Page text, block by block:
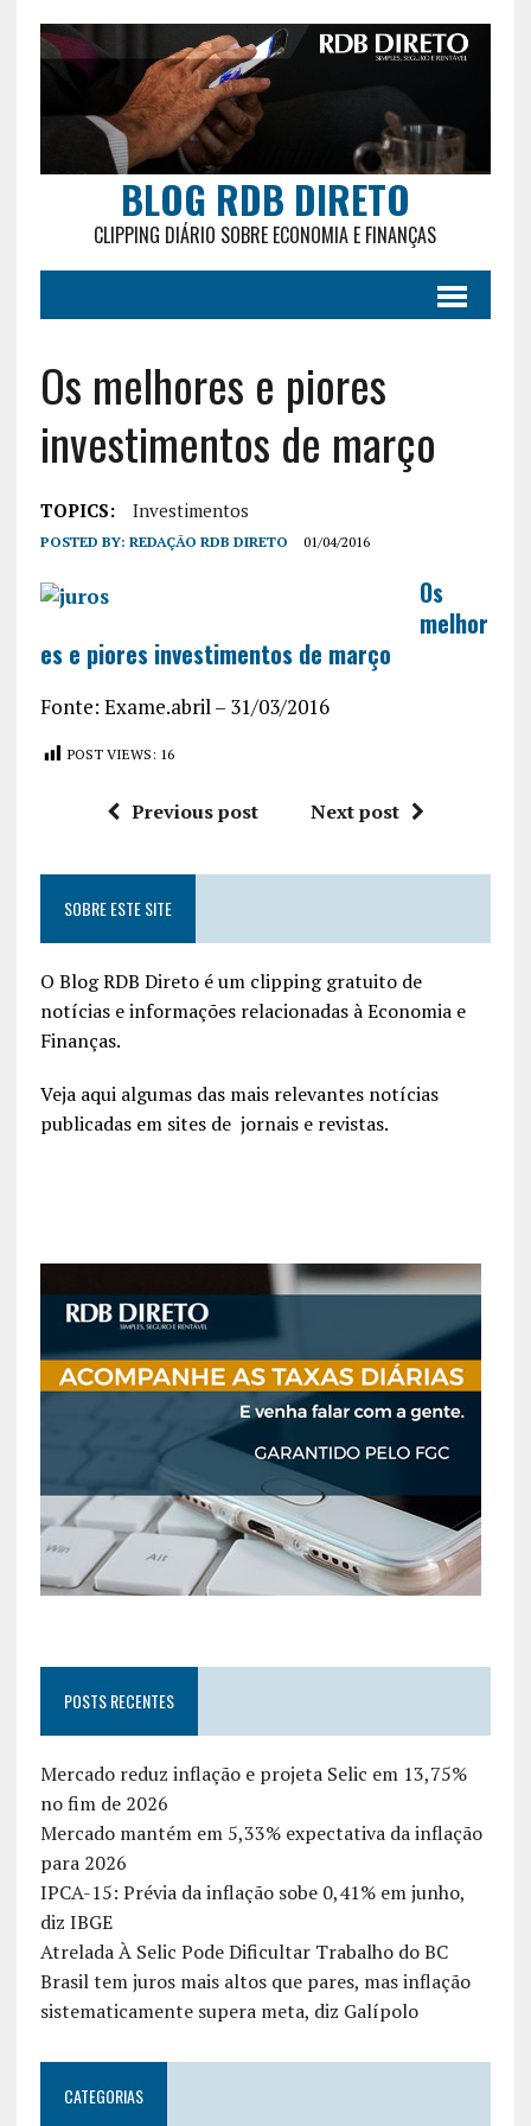
BLOG RDB DIRETO
CLIPPING DIÁRIO SOBRE ECONOMIA E FINANÇAS
Os melhores e piores
investimentos de março
TOPICS: Investimentos
POSTED BY: REDAÇÃO RDB DIRETO 01/04/2016
Os
melhor
es e piores investimentos de março
Fonte: Exame.abril – 31/03/2016
POST VIEWS: 16
Previous post Next post
SOBRE ESTE SITE
O Blog RDB Direto é um clipping gratuito de
notícias e informações relacionadas à Economia e
Finanças.
Veja aqui algumas das mais relevantes notícias
publicadas em sites de jornais e revistas.
POSTS RECENTES
Mercado reduz inflação e projeta Selic em 13,75%
no fim de 2026
Mercado mantém em 5,33% expectativa da inflação
para 2026
IPCA-15: Prévia da inflação sobe 0,41% em junho,
diz IBGE
Atrelada À Selic Pode Dificultar Trabalho do BC
Brasil tem juros mais altos que pares, mas inflação
sistematicamente supera meta, diz Galípolo
CATEGORIAS